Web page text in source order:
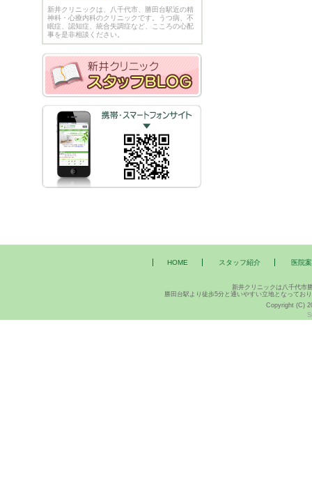
新井クリニックは、八千代市、勝田台駅近の精
神科・心療内科のクリニックです。うつ病、不
眠症、認知症、統合失調症など、こころの心配
事を是非相談ください。
HOME スタッフ紹介 医院
新井クリニックは八千代市
勝田台駅より徒歩5分と通いやすい立地となってお
Copyright (C)